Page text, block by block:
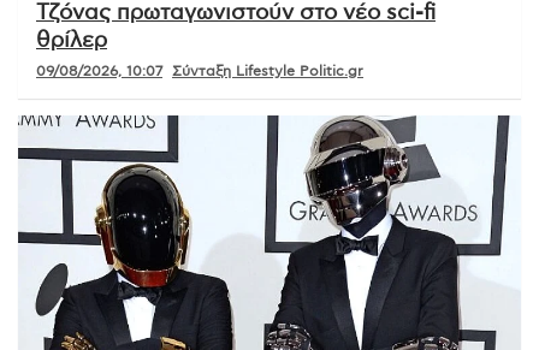
Τζόνας πρωταγωνιστούν στο νέο sci-fi
θρίλερ
09/08/2026, 10:07 Σύνταξη Lifestyle Politic.gr